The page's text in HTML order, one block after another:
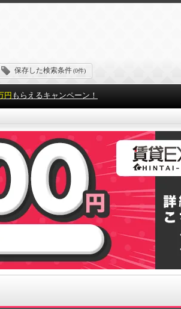
保存した検索条件(0件)
円 もらえるキャンペーン！